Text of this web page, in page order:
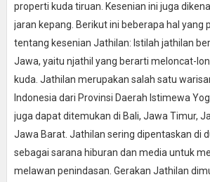
properti kuda tiruan. Kesenian ini juga
jaran kepang. Berikut ini beberapa hal yang
tentang kesenian Jathilan: Istilah jathilan
Jawa, yaitu njathil yang berarti meloncat-
kuda. Jathilan merupakan salah satu
Indonesia dari Provinsi Daerah Istimewa
juga dapat ditemukan di Bali, Jawa Timur,
Jawa Barat. Jathilan sering dipentaskan di
sebagai sarana hiburan dan media untuk
melawan penindasan. Gerakan Jathilan